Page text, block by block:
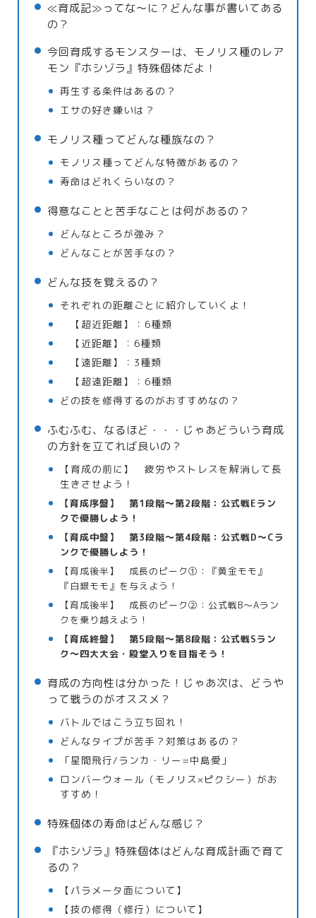
≪育成記≫ってな～に？どんな事が書いてある
の？
今回育成するモンスターは、モノリス種のレア
モン『ホシゾラ』特殊個体だよ！
再生する条件はあるの？
エサの好き嫌いは？
モノリス種ってどんな種族なの？
モノリス種ってどんな特徴があるの？
寿命はどれくらいなの？
得意なことと苦手なことは何があるの？
どんなところが強み？
どんなことが苦手なの？
どんな技を覚えるの？
それぞれの距離ごとに紹介していくよ！
【超近距離】：6種類
【近距離】：6種類
【遠距離】：3種類
【超遠距離】：6種類
どの技を修得するのがおすすめなの？
ふむふむ、なるほど・・・じゃあどういう育成
の方針を立てれば良いの？
【育成の前に】 疲労やストレスを解消して長
生きさせよう！
【育成序盤】 第1段階～第2段階：公式戦Eラン
クで優勝しよう！
【育成中盤】 第3段階～第4段階：公式戦D～Cラ
ンクで優勝しよう！
【育成後半】 成長のピーク①：『黄金モモ』
『白銀モモ』を与えよう！
【育成後半】 成長のピーク②：公式戦B～Aラン
クを乗り越えよう！
【育成終盤】 第5段階～第8段階：公式戦Sラン
ク～四大大会・殿堂入りを目指そう！
育成の方向性は分かった！じゃあ次は、どうや
って戦うのがオススメ？
バトルではこう立ち回れ！
どんなタイプが苦手？対策はあるの？
「星間飛行/ランカ・リー=中島愛」
ロンバーウォール（モノリス×ピクシー）がお
すすめ！
特殊個体の寿命はどんな感じ？
『ホシゾラ』特殊個体はどんな育成計画で育て
るの？
【パラメータ面について】
【技の修得（修行）について】